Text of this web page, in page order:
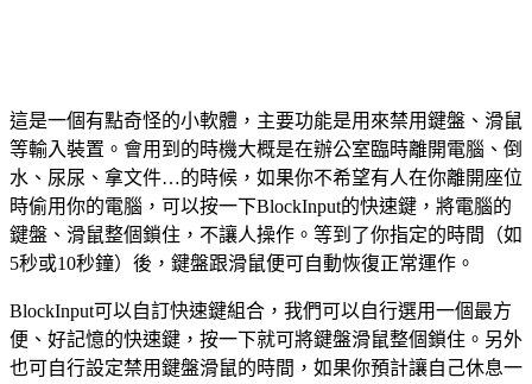
這是一個有點奇怪的小軟體，主要功能是用來禁用鍵盤、滑鼠
等輸入裝置。會用到的時機大概是在辦公室臨時離開電腦、倒
水、尿尿、拿文件…的時候，如果你不希望有人在你離開座位
時偷用你的電腦，可以按一下BlockInput的快速鍵，將電腦的
鍵盤、滑鼠整個鎖住，不讓人操作。等到了你指定的時間（如
5秒或10秒鐘）後，鍵盤跟滑鼠便可自動恢復正常運作。
BlockInput可以自訂快速鍵組合，我們可以自行選用一個最方
便、好記憶的快速鍵，按一下就可將鍵盤滑鼠整個鎖住。另外
也可自行設定禁用鍵盤滑鼠的時間，如果你預計讓自己休息一